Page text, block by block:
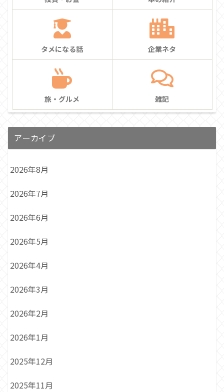
タメになる話 企業ネタ
旅・グルメ 雑記
アーカイブ
2026年8月
2026年7月
2026年6月
2026年5月
2026年4月
2026年3月
2026年2月
2026年1月
2025年12月
2025年11月